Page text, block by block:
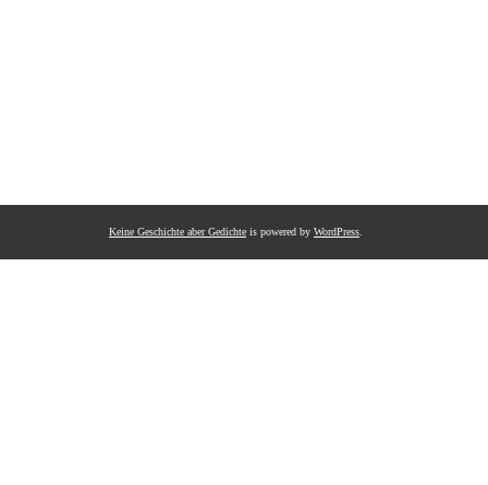
Keine Geschichte aber Gedichte is powered by WordPress